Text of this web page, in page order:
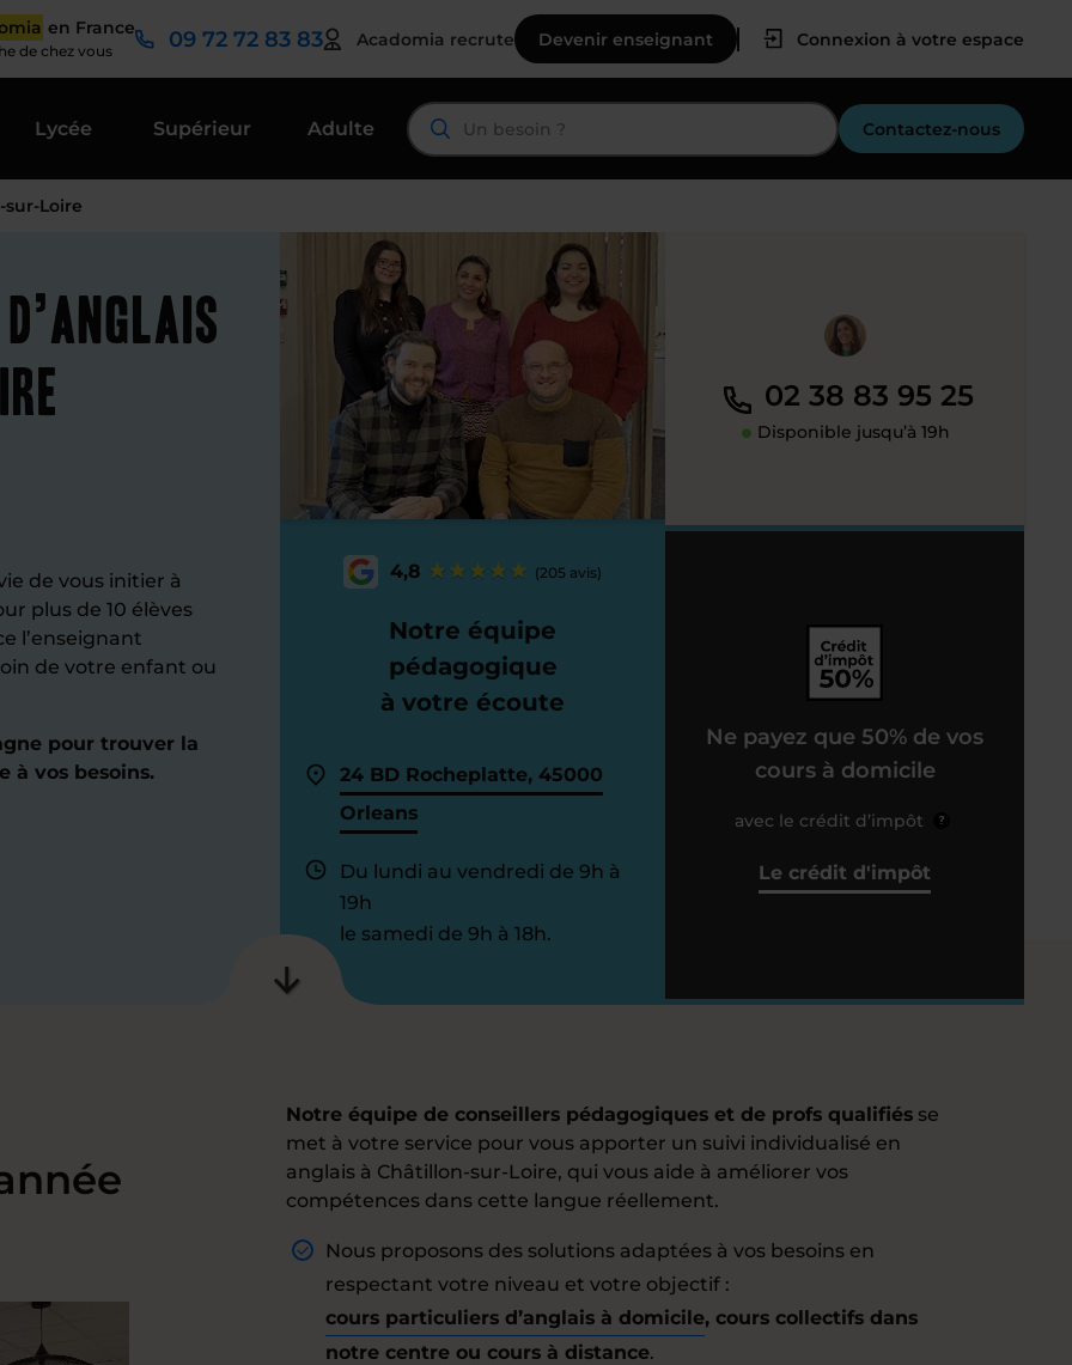
en France
de chez vous 09 72 72 83 83 Acadomia recrute Devenir enseignant Connexion à votre espace
Lycée Supérieur Adulte Contactez-nous
sur-Loire
de vous initier à
plus de 10 élèves
l’enseignant
de votre enfant ou
pour trouver la
à vos besoins.
4,8 (205 avis)
Notre équipe
pédagogique
à votre écoute
24 BD Rocheplatte, 45000
Orleans
Du lundi au vendredi de 9h à
19h
le samedi de 9h à 18h.
02 38 83 95 25
Disponible jusqu’à 19h
Ne payez que 50% de vos
cours à domicile
avec le crédit d’impôt ?
Le crédit d'impôt
Notre équipe de conseillers pédagogiques et de profs qualifiés se
met à votre service pour vous apporter un suivi individualisé en
anglais à Châtillon-sur-Loire, qui vous aide à améliorer vos
compétences dans cette langue réellement.
Nous proposons des solutions adaptées à vos besoins en
respectant votre niveau et votre objectif :
cours particuliers d’anglais à domicile, cours collectifs dans
notre centre ou cours à distance.